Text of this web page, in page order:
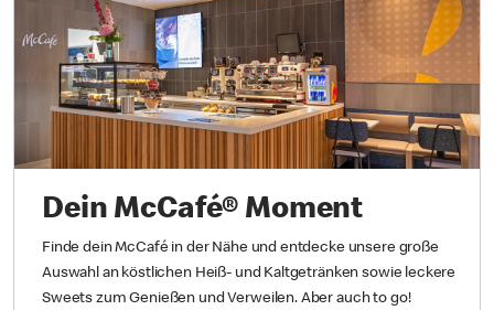
Dein McCafé® Moment
Finde dein McCafé in der Nähe und entdecke unsere große
Auswahl an köstlichen Heiß- und Kaltgetränken sowie leckere
Sweets zum Genießen und Verweilen. Aber auch to go!